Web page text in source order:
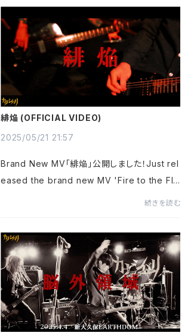
May 29!カナシバリ - バクテリア - Liv...
緋焔 (OFFICIAL VIDEO)
2025/05/21 21:57
Brand New MV「緋焔」公開しました！Just rel
eased the brand new MV 'Fire to the Fla
続きを読む